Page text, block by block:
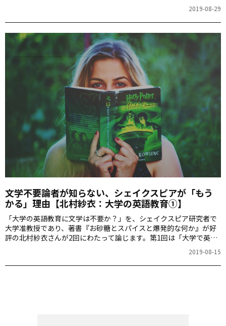
2019-08-29
文学不要論者が知らない、シェイクスピアが「もう
かる」理由【北村紗衣：大学の英語教育①】
「大学の英語教育に文学は不要か？」を、シェイクスピア研究者で
大学准教授であり、著書『お砂糖とスパイスと爆発的な何か』が好
評の北村紗衣さんが2回にわたって論じます。第1回は「大学で英文
2019-08-15